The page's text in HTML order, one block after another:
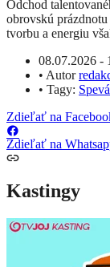
Odchod
obrovskú
tvorbu a energiu
08.07.2026 -
• Autor
• Tagy:
Zdieľať na
Zdieľať na
Kastingy